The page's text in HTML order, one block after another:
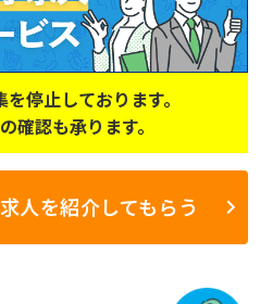
停止しております。
確認も承ります。
人を紹介してもらう